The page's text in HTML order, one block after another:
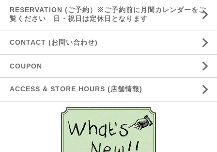
RESERVATION (ご予約）※ご予約前に月間カレンダーをご
覧ください 日・祝日は定休日となります
CONTACT (お問い合わせ)
COUPON
ACCESS & STORE HOURS (店舗情報)